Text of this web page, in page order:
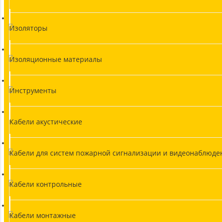
Изоляторы
Изоляционные материалы
Инструменты
Кабели акустические
Кабели для систем пожарной сигнализации и
Кабели контрольные
Кабели монтажные